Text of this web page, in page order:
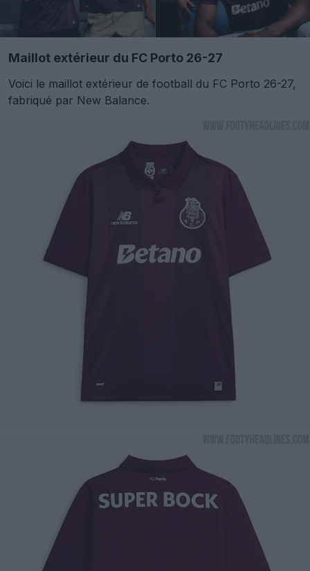
Maillot extérieur du FC Porto 26-27
Voici le maillot extérieur de football du FC Porto 26-27,
fabriqué par New Balance.